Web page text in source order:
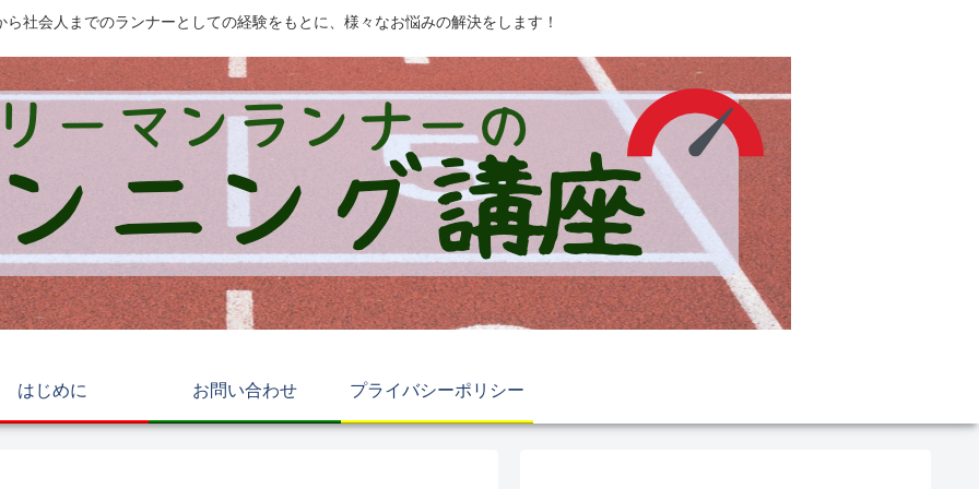
ら社会人までのランナーとしての経験をもとに、様々なお悩みの解決をします！
はじめに お問い合わせ プライバシーポリシー